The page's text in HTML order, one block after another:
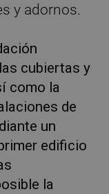
y adornos.
cubiertas y
como la
de
un
edificio
la